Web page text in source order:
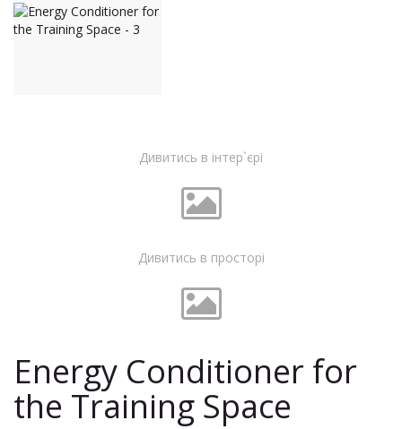
Дивитись в інтер`єрі
Дивитись в просторі
Energy Conditioner for
the Training Space